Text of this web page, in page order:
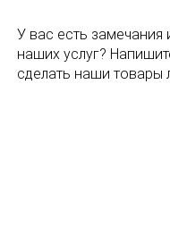
У вас есть замечания
наших услуг?
сделать наши товары